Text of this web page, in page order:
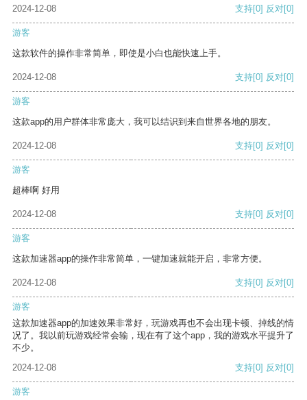
2024-12-08
支持[0] 反对[0]
游客
这款软件的操作非常简单，即使是小白也能快速上手。
2024-12-08 支持[0] 反对[0]
游客
这款app的用户群体非常庞大，我可以结识到来自世界各地的朋友。
2024-12-08 支持[0] 反对[0]
游客
超棒啊 好用
2024-12-08 支持[0] 反对[0]
游客
这款加速器app的操作非常简单，一键加速就能开启，非常方便。
2024-12-08 支持[0] 反对[0]
游客
这款加速器app的加速效果非常好，玩游戏再也不会出现卡顿、掉线的情
况了。我以前玩游戏经常会输，现在有了这个app，我的游戏水平提升了
不少。
2024-12-08
支持[0] 反对[0]
游客